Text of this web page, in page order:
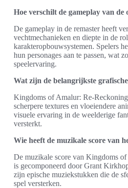
Hoe verschilt de gameplay van de
De gameplay in de remaster heeft
vechtmechanieken en diepte in de
karakteropbouwsystemen. Spelers
hun personages aan te passen, wat
speelervaring.
Wat zijn de belangrijkste
Kingdoms of Amalur: Re-
scherpere textures en vloeiendere
visuele ervaring in de weelderige
versterkt.
Wie heeft de muzikale score van
De muzikale score van Kingdoms
is gecomponeerd door Grant
zijn epische muziekstukken die de
spel versterken.